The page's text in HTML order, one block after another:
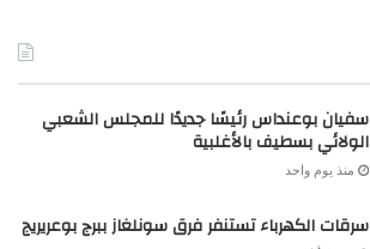
سفيان بوعنداس رئيسًا جديدًا للمجلس الشعبي
الولائي بسطيف بالأغلبية
منذ يوم واحد
سرقات الكهرباء تستنفر فرق سونلغاز ببرج بوعريريج